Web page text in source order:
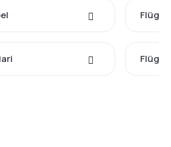
Flüge
Flüge